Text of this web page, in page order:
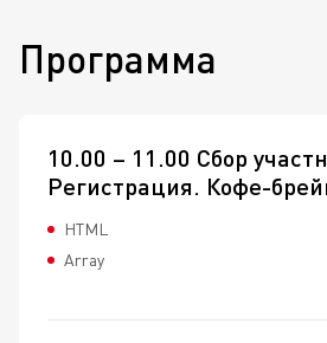
Программа
10.00 – 11.00 Сбор
Регистрация. Кофе-
HTML
Array